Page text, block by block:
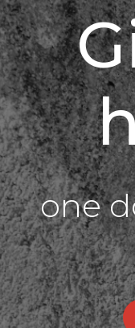
Entreprise
À propos
Carrières